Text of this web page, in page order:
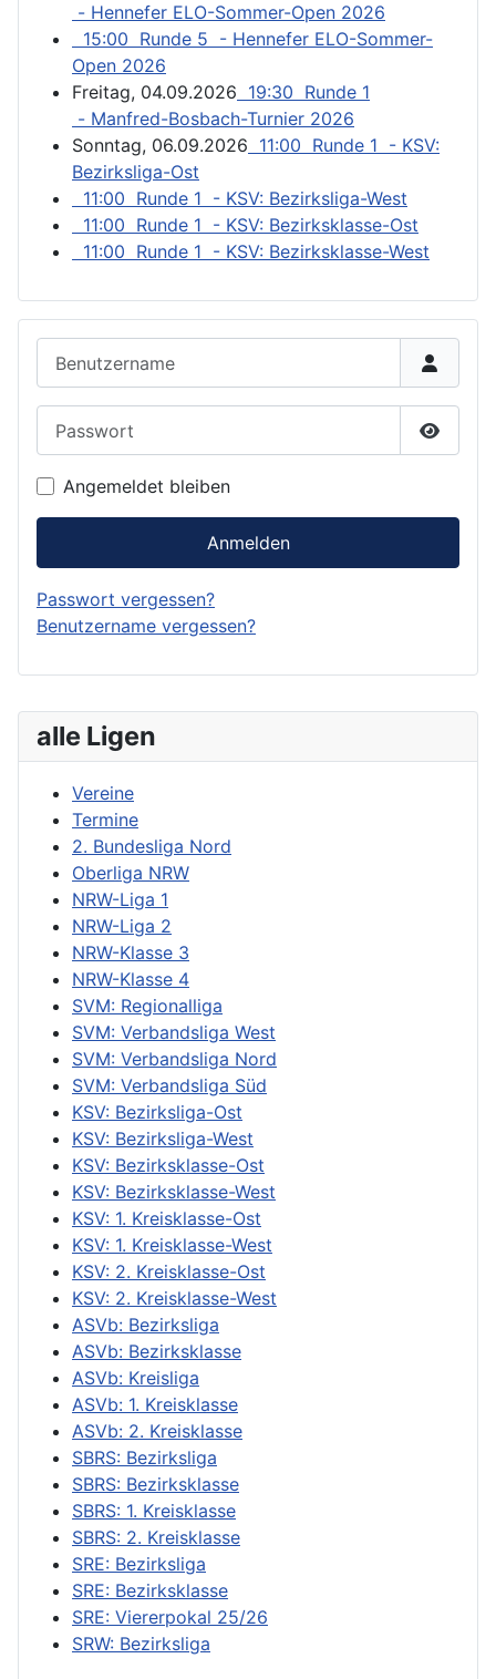
alle Ligen
Vereine
Termine
2. Bundesliga Nord
Oberliga NRW
NRW-Liga 1
NRW-Liga 2
NRW-Klasse 3
NRW-Klasse 4
SVM: Regionalliga
SVM: Verbandsliga West
SVM: Verbandsliga Nord
SVM: Verbandsliga Süd
KSV: Bezirksliga-Ost
KSV: Bezirksliga-West
KSV: Bezirksklasse-Ost
KSV: Bezirksklasse-West
KSV: 1. Kreisklasse-Ost
KSV: 1. Kreisklasse-West
KSV: 2. Kreisklasse-Ost
KSV: 2. Kreisklasse-West
ASVb: Bezirksliga
ASVb: Bezirksklasse
ASVb: Kreisliga
ASVb: 1. Kreisklasse
ASVb: 2. Kreisklasse
SBRS: Bezirksliga
SBRS: Bezirksklasse
SBRS: 1. Kreisklasse
SBRS: 2. Kreisklasse
SRE: Bezirksliga
SRE: Bezirksklasse
SRE: Viererpokal 25/26
SRW: Bezirksliga
- Hennefer ELO-Sommer-Open 2026
15:00 Runde 5 - Hennefer ELO-Sommer-
Open 2026
Freitag, 04.09.2026 19:30 Runde 1
- Manfred-Bosbach-Turnier 2026
Sonntag, 06.09.2026 11:00 Runde 1 - KSV:
Bezirksliga-Ost
11:00 Runde 1 - KSV: Bezirksliga-West
11:00 Runde 1 - KSV: Bezirksklasse-Ost
11:00 Runde 1 - KSV: Bezirksklasse-West
Angemeldet bleiben
Anmelden
Passwort vergessen?
Benutzername vergessen?